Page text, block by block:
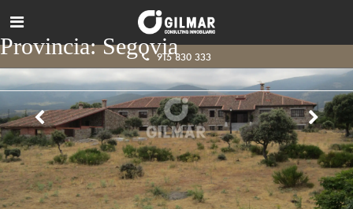
915 830 333
Provincia:Segovia